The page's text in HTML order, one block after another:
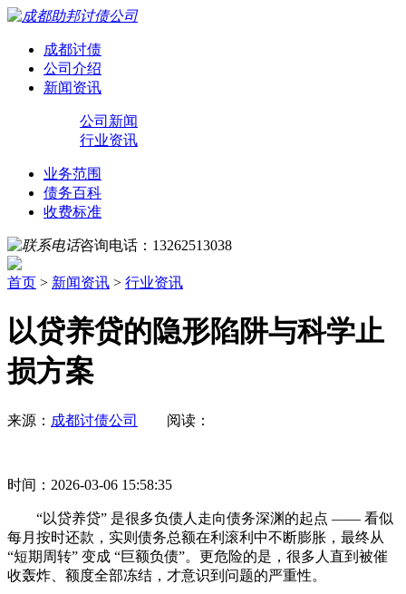
成都讨债
公司介绍
新闻资讯
公司新闻
行业资讯
业务范围
债务百科
收费标准
咨询电话： 13262513038
首页 > 新闻资讯 > 行业资讯
以贷养贷的隐形陷阱与科学止
损方案
来源： 成都讨债公司 阅读：
时间：2026-03-06 15:58:35
“以贷养贷” 是很多负债人走向债务深渊的起点 —— 看似
每月按时还款，实则债务总额在利滚利中不断膨胀，最终从
“短期周转” 变成 “巨额负债”。更危险的是，很多人直到被催
收轰炸、额度全部冻结，才意识到问题的严重性。